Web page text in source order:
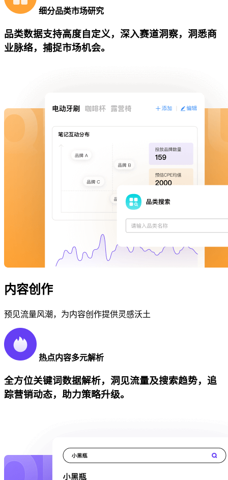
细分品类市场研究
品类数据支持高度自定义，深入赛道洞察，洞悉商
业脉络，捕捉市场机会。
内容创作
预见流量风潮，为内容创作提供灵感沃土
热点内容多元解析
全方位关键词数据解析，洞见流量及搜索趋势，追
踪营销动态，助力策略升级。